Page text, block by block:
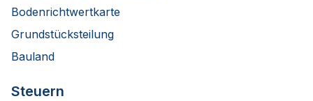
Bodenrichtwertkarte
Grundstücksteilung
Bauland
Steuern